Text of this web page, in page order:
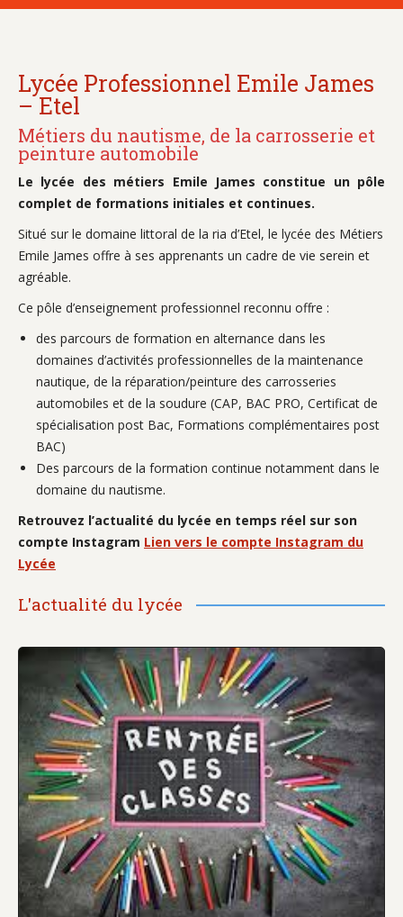
Lycée Professionnel Emile James
– Etel
Métiers du nautisme, de la carrosserie et
peinture automobile
Le lycée des métiers Emile James constitue un pôle
complet de formations initiales et continues.
Situé sur le domaine littoral de la ria d’Etel, le lycée des Métiers
Emile James offre à ses apprenants un cadre de vie serein et
agréable.
Ce pôle d’enseignement professionnel reconnu offre :
des parcours de formation en alternance dans les
domaines d’activités professionnelles de la maintenance
nautique, de la réparation/peinture des carrosseries
automobiles et de la soudure (CAP, BAC PRO, Certificat de
spécialisation post Bac, Formations complémentaires post
BAC)
Des parcours de la formation continue notamment dans le
domaine du nautisme.
Retrouvez l’actualité du lycée en temps réel sur son
compte Instagram Lien vers le compte Instagram du
Lycée
L'actualité du lycée
Rentrée des classes 2026